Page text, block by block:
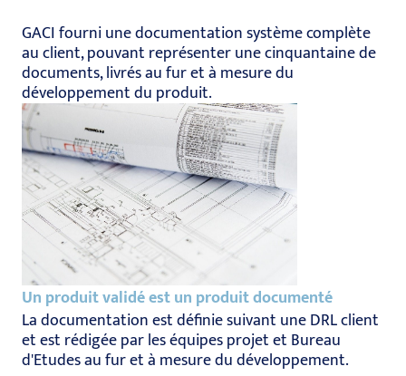
GACI fourni une documentation système complète
au client, pouvant représenter une cinquantaine de
documents, livrés au fur et à mesure du
développement du produit.
Un produit validé est un produit documenté
La documentation est définie suivant une DRL client
et est rédigée par les équipes projet et Bureau
d'Etudes au fur et à mesure du développement.